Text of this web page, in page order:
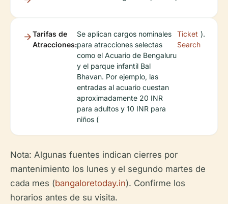
Tarifas de
Atracciones:
Se aplican cargos nominales
para atracciones selectas
como el Acuario de Bengaluru
y el parque infantil Bal
Bhavan. Por ejemplo, las
entradas al acuario cuestan
aproximadamente 20 INR
para adultos y 10 INR para
niños (
Ticket
Search
).
Nota: Algunas fuentes indican cierres por
mantenimiento los lunes y el segundo martes de
cada mes (bangaloretoday.in). Confirme los
horarios antes de su visita.